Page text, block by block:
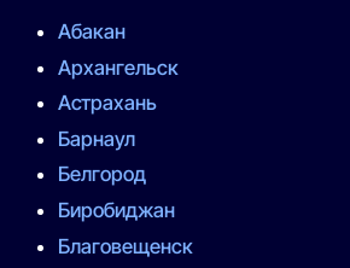
Абакан
Архангельск
Астрахань
Барнаул
Белгород
Биробиджан
Благовещенск